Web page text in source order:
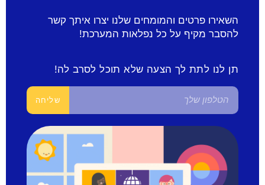
השאירו פרטים והמומחים שלנו יצרו איתך קשר
להסבר מקיף על כל נפלאות המערכת!
תן לנו לתת לך הצעה שלא תוכל לסרב לה!
שליחה